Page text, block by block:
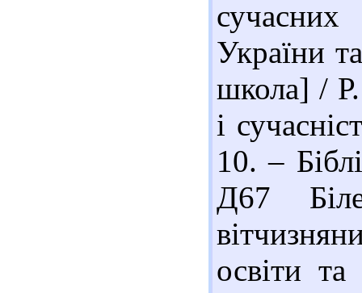
України
школа] /
і
10. –
Д67
освіти та